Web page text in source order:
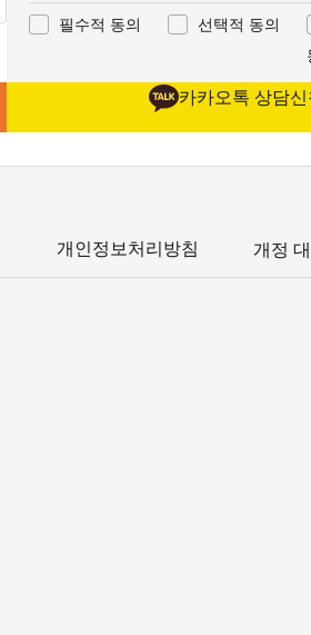
필수적 동의 선택적 동의
카카오톡 상담신
개인정보처리방침 개정